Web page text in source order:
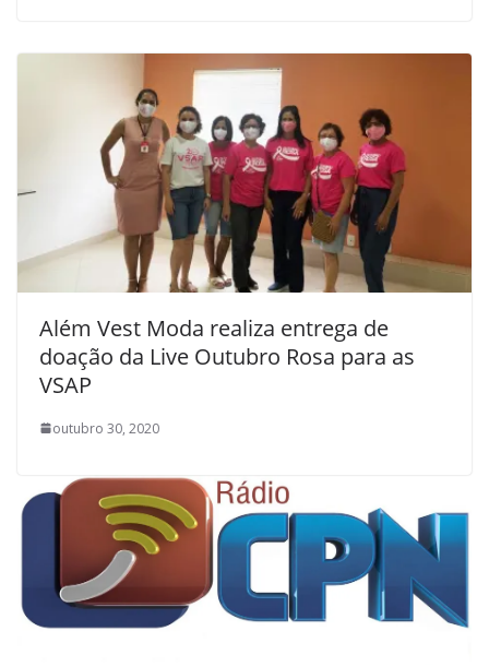
Além Vest Moda realiza entrega de
doação da Live Outubro Rosa para as
VSAP
outubro 30, 2020